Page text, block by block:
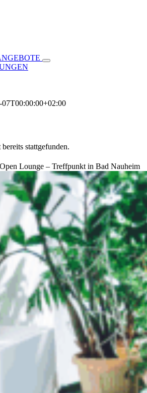
07T00:00:00+02:00
stattgefunden.
Open Lounge – Treffpunkt in Bad Nauheim